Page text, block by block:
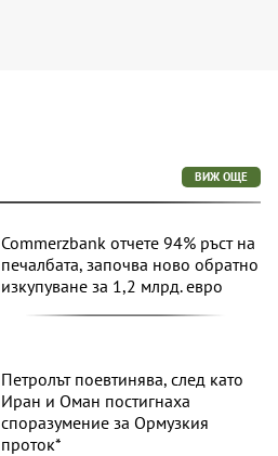
ВИЖ ОЩЕ
Commerzbank отчете 94% ръст на
печалбата, започва ново обратно
изкупуване за 1,2 млрд. евро
Петролът поевтинява, след като
Иран и Оман постигнаха
споразумение за Ормузкия
проток*